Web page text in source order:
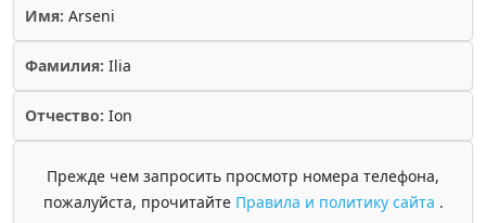
Имя: Arseni
Фамилия: Ilia
Отчество: Ion
Прежде чем запросить просмотр номера телефона,
пожалуйста, прочитайте Правила и политику сайта .